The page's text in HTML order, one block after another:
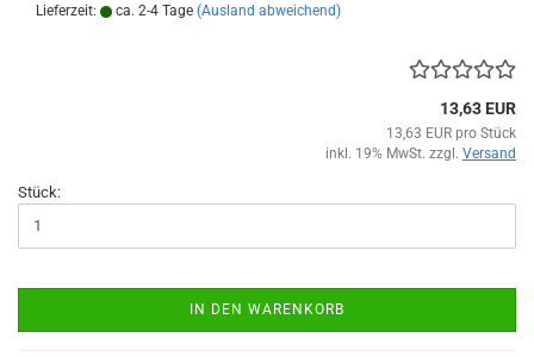
Lieferzeit:
ca. 2-4 Tage (Ausland abweichend)
13,63 EUR
13,63 EUR pro Stück
inkl. 19% MwSt. zzgl. Versand
Stück:
IN DEN WARENKORB